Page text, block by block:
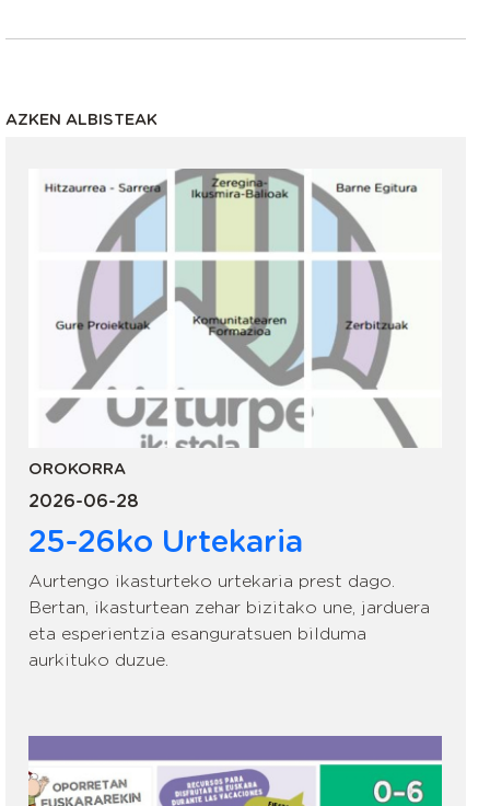
AZKEN ALBISTEAK
OROKORRA
2026-06-28
25-26ko Urtekaria
Aurtengo ikasturteko urtekaria prest dago.
Bertan, ikasturtean zehar bizitako une, jarduera
eta esperientzia esanguratsuen bilduma
aurkituko duzue.